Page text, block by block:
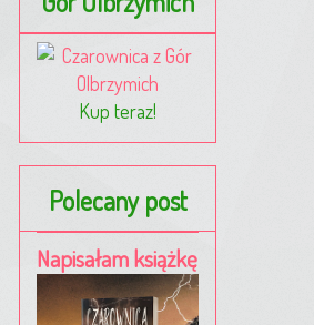
Kup teraz!
Polecany post
Napisałam książkę